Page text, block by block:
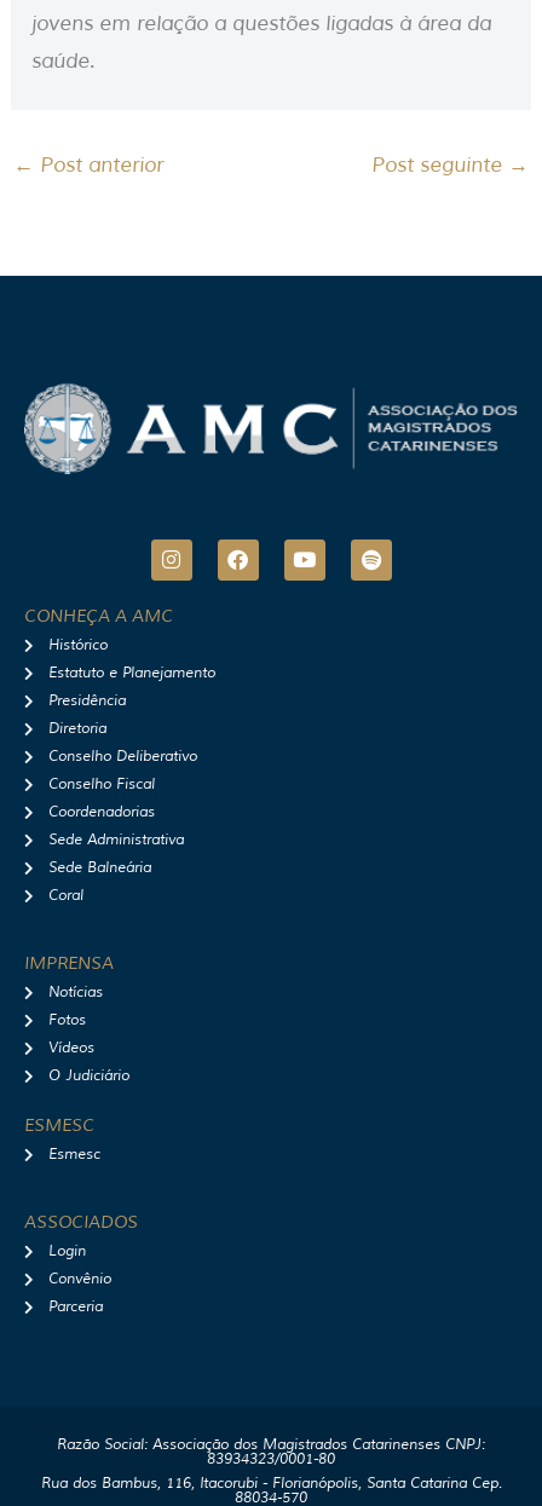
jovens em relação a questões ligadas à área da
saúde.
← Post anterior Post seguinte →
I
n
t
r
F
a
Y
o
S
p
CONHEÇA A AMC
Histórico
Estatuto e Planejamento
Presidência
Diretoria
Conselho Deliberativo
Conselho Fiscal
Coordenadorias
Sede Administrativa
Sede Balneária
Coral
IMPRENSA
Notícias
Fotos
Vídeos
O Judiciário
ESMESC
Esmesc
ASSOCIADOS
Login
Convênio
Parceria
Razão Social: Associação dos Magistrados Catarinenses CNPJ:
83934323/0001-80
Rua dos Bambus, 116, Itacorubi - Florianópolis, Santa Catarina Cep.
88034-570